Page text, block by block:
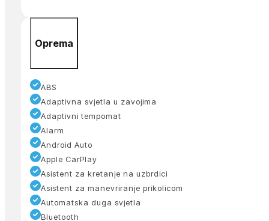
Oprema
ABS
Adaptivna svjetla u zavojima
Adaptivni tempomat
Alarm
Android Auto
Apple CarPlay
Asistent za kretanje na uzbrdici
Asistent za manevriranje prikolicom
Automatska duga svjetla
Bluetooth